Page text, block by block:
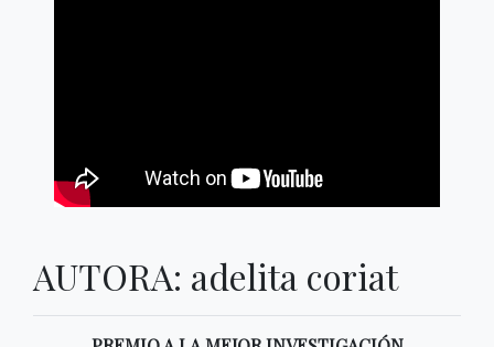
AUTORA: adelita coriat